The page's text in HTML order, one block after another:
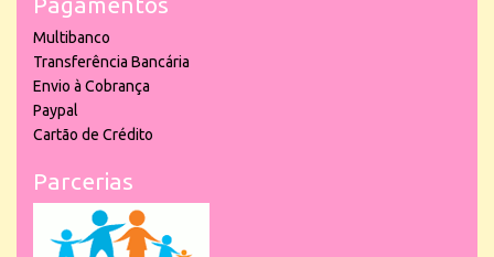
Multibanco
Transferência Bancária
Envio à Cobrança
Paypal
Cartão de Crédito
Parcerias